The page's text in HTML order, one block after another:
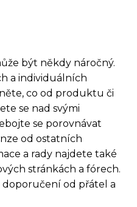
být někdy náročný.
a individuálních
co od produktu či
se nad svými
se porovnávat
od ostatních
a rady najdete také
stránkách a fórech.
od přátel a